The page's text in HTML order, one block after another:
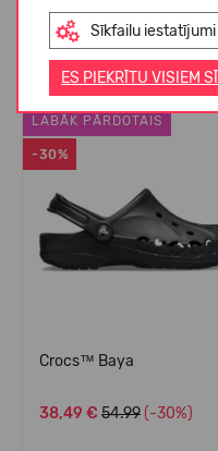
Sīkfailu iestatījumi
ES PIEKRĪTU VISIEM
-30%
LABĀK PĀRDOTAIS
Crocs™ Baya
38,49 € 54.99 (-30%)